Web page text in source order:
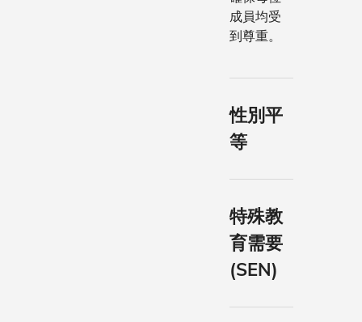
成員均受
到尊重。
性別平
等
重視平等
共融的環
境，竭力
在大學各
層面推廣
性別及機
特殊教
育需要
(SEN)
學術與非